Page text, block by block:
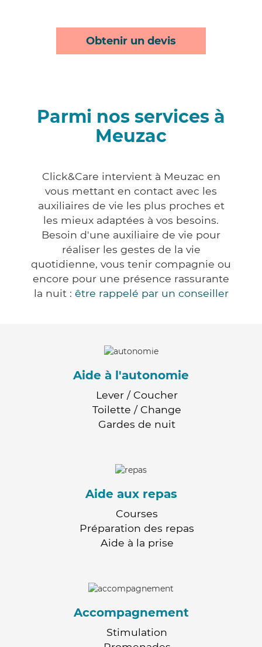
Obtenir un devis
Parmi nos services à
Meuzac
Click&Care intervient à Meuzac en
vous mettant en contact avec les
auxiliaires de vie les plus proches et
les mieux adaptées à vos besoins.
Besoin d'une auxiliaire de vie pour
réaliser les gestes de la vie
quotidienne, vous tenir compagnie ou
encore pour une présence rassurante
la nuit : être rappelé par un conseiller
Aide à l'autonomie
Lever / Coucher
Toilette / Change
Gardes de nuit
Aide aux repas
Courses
Préparation des repas
Aide à la prise
Accompagnement
Stimulation